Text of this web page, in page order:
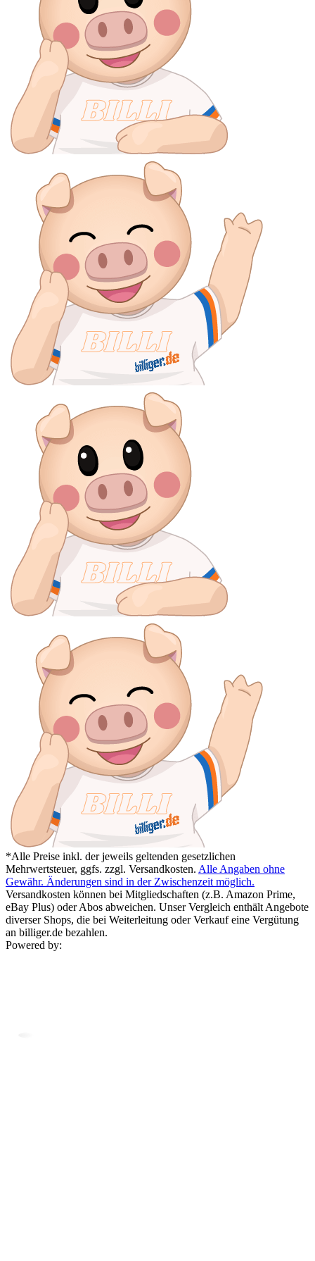
*Alle Preise inkl. der jeweils geltenden gesetzlichen
Mehrwertsteuer, ggfs. zzgl. Versandkosten. Alle Angaben ohne
Gewähr. Änderungen sind in der Zwischenzeit möglich.
Versandkosten können bei Mitgliedschaften (z.B. Amazon Prime,
eBay Plus) oder Abos abweichen. Unser Vergleich enthält Angebote
diverser Shops, die bei Weiterleitung oder Verkauf eine Vergütung
an billiger.de bezahlen.
Powered by: